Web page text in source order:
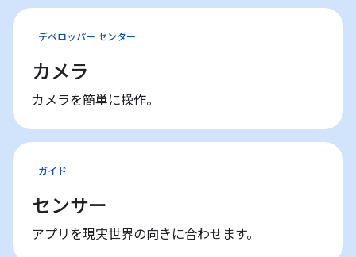
デベロッパー センター
カメラ
カメラを簡単に操作。
ガイド
センサー
アプリを現実世界の向きに合わせます。